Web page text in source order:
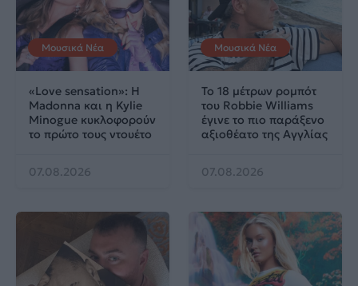
Μουσικά Νέα
«Love sensation»: Η
Madonna και η Kylie
Minogue κυκλοφορούν
το πρώτο τους ντουέτο
07.08.2026
Μουσικά Νέα
Το 18 μέτρων ρομπότ
του Robbie Williams
έγινε το πιο παράξενο
αξιοθέατο της Αγγλίας
07.08.2026